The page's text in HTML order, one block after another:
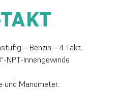
– Benzin – 4 Takt.
NPT-Innengewinde
und Manometer.